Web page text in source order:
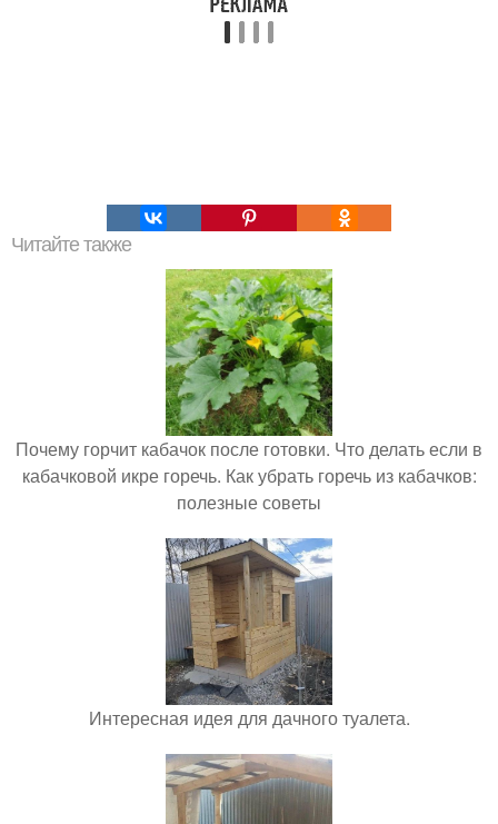
Читайте также
Почему горчит кабачок после готовки. Что делать если в
кабачковой икре горечь. Как убрать горечь из кабачков:
полезные советы
Интересная идея для дачного туалета.